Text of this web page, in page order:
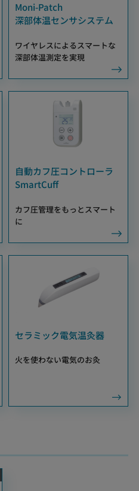
Moni-Patch
深部体温センサシステム
ワイヤレスによるスマートな
深部体温測定を実現
自動カフ圧コントローラ
SmartCuff
カフ圧管理をもっとスマート
に
セラミック電気温灸器
火を使わない電気のお灸